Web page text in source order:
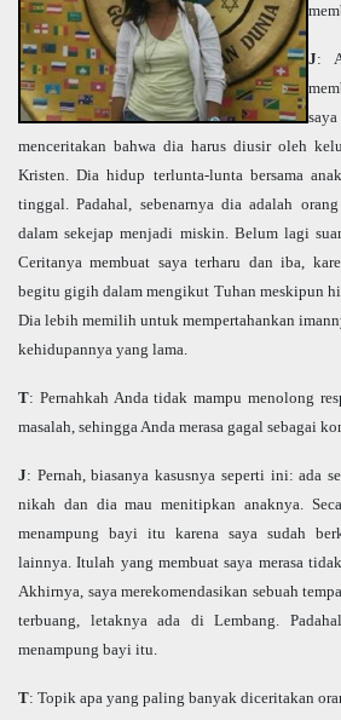
J:
menceritakan bahwa dia harus diusir oleh
Kristen. Dia hidup terlunta-lunta bersama
tinggal. Padahal, sebenarnya dia adalah
dalam sekejap menjadi miskin. Belum lagi
Ceritanya membuat saya terharu dan iba,
begitu gigih dalam mengikut Tuhan meskipun
Dia lebih memilih untuk mempertahankan
kehidupannya yang lama.
T: Pernahkah Anda tidak mampu menolong
masalah, sehingga Anda merasa gagal sebagai
J: Pernah, biasanya kasusnya seperti ini: ada
nikah dan dia mau menitipkan anaknya.
menampung bayi itu karena saya sudah
lainnya. Itulah yang membuat saya merasa
Akhirnya, saya merekomendasikan sebuah
terbuang, letaknya ada di Lembang.
menampung bayi itu.
T: Topik apa yang paling banyak diceritakan